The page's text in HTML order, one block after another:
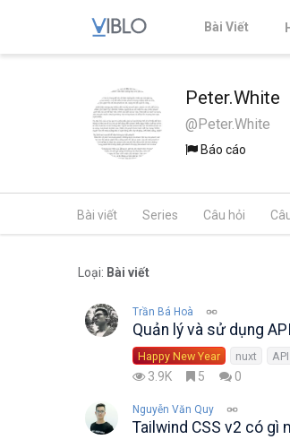
Bài Viết
Peter.White
@Peter.White
Báo cáo
Bài viết Series Câu hỏi
Loại: Bài viết
Trần Bá Hoà
Quản lý và sử dụng
Happy New Year nuxt API
3.9K 5 0
Nguyễn Văn Quy
Tailwind CSS v2 có gì